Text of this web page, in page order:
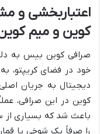
اعتباربخشی و
کوین و میم
صرافی کوین بیس به
خود در فضای کریپتو،
دیجیتال به جریان
کوین در این صرافی،
باعث شد که بسیاری از
را صرفاً یک شوخی یا